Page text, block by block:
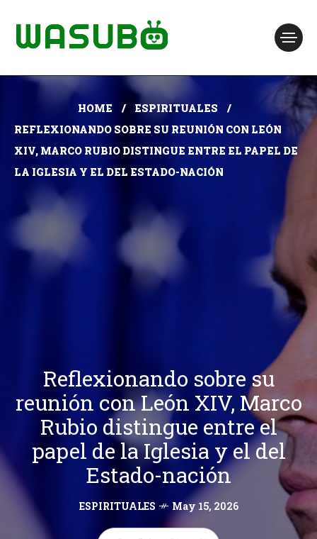
HOME
ESPIRITUALES
REFLEXIONANDO SOBRE SU REUNIÓN CON LEÓN
XIV, MARCO RUBIO DISTINGUE ENTRE EL PAPEL DE
LA IGLESIA Y EL DEL ESTADO-NACIÓN
Reflexionando sobre su
reunión con León XIV, Marco
Rubio distingue entre el
papel de la Iglesia y el del
Estado-nación
ESPIRITUALES May 15, 2026